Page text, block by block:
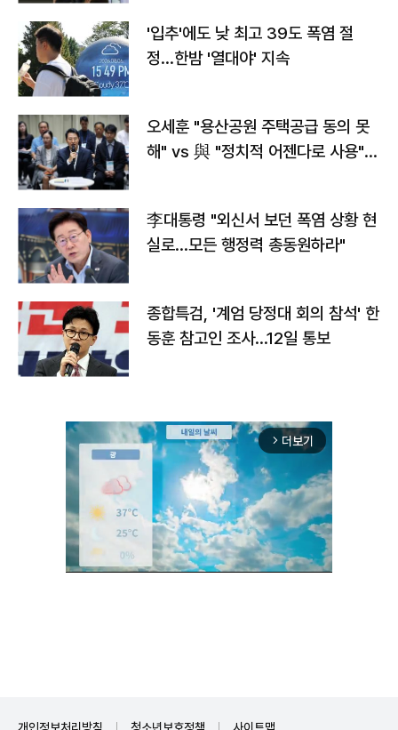
'입추'에도 낮 최고 39도 폭염 절
정…한밤 '열대야' 지속
오세훈 "용산공원 주택공급 동의 못
해" vs 與 "정치적 어젠다로 사용"
李대통령 "외신서 보던 폭염 상황 현
실로…모든 행정력 총동원하라"
종합특검, '계엄 당정대 회의 참석' 한
동훈 참고인 조사...12일 통보
arrow_forward_ios 더보기
개인정보처리방침 청소년보호정책 사이트맵